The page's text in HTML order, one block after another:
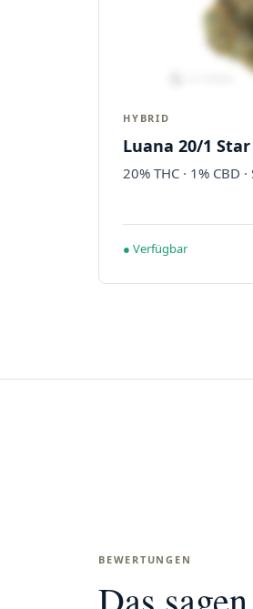
HYBRID
Luana 20/1 Star
20% THC · 1% CBD
● Verfügbar
BEWERTUNGEN